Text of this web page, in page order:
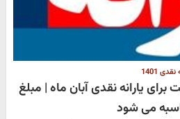
1401
یارانه نقدی آبان ماه | مبلغ
می شود